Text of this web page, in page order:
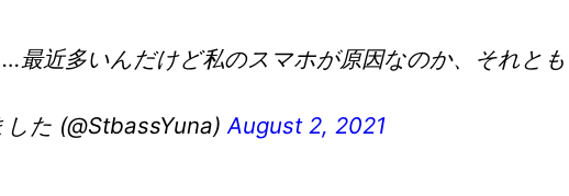
最近多いんだけど私のスマホが原因なのか、それと
た (@StbassYuna) August 2, 2021